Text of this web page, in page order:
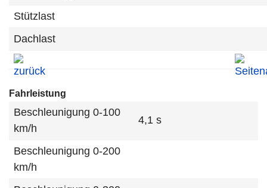
Stützlast
Dachlast
Fahrleistung
Beschleunigung 0-100
km/h
4,1 s
Beschleunigung 0-200
km/h